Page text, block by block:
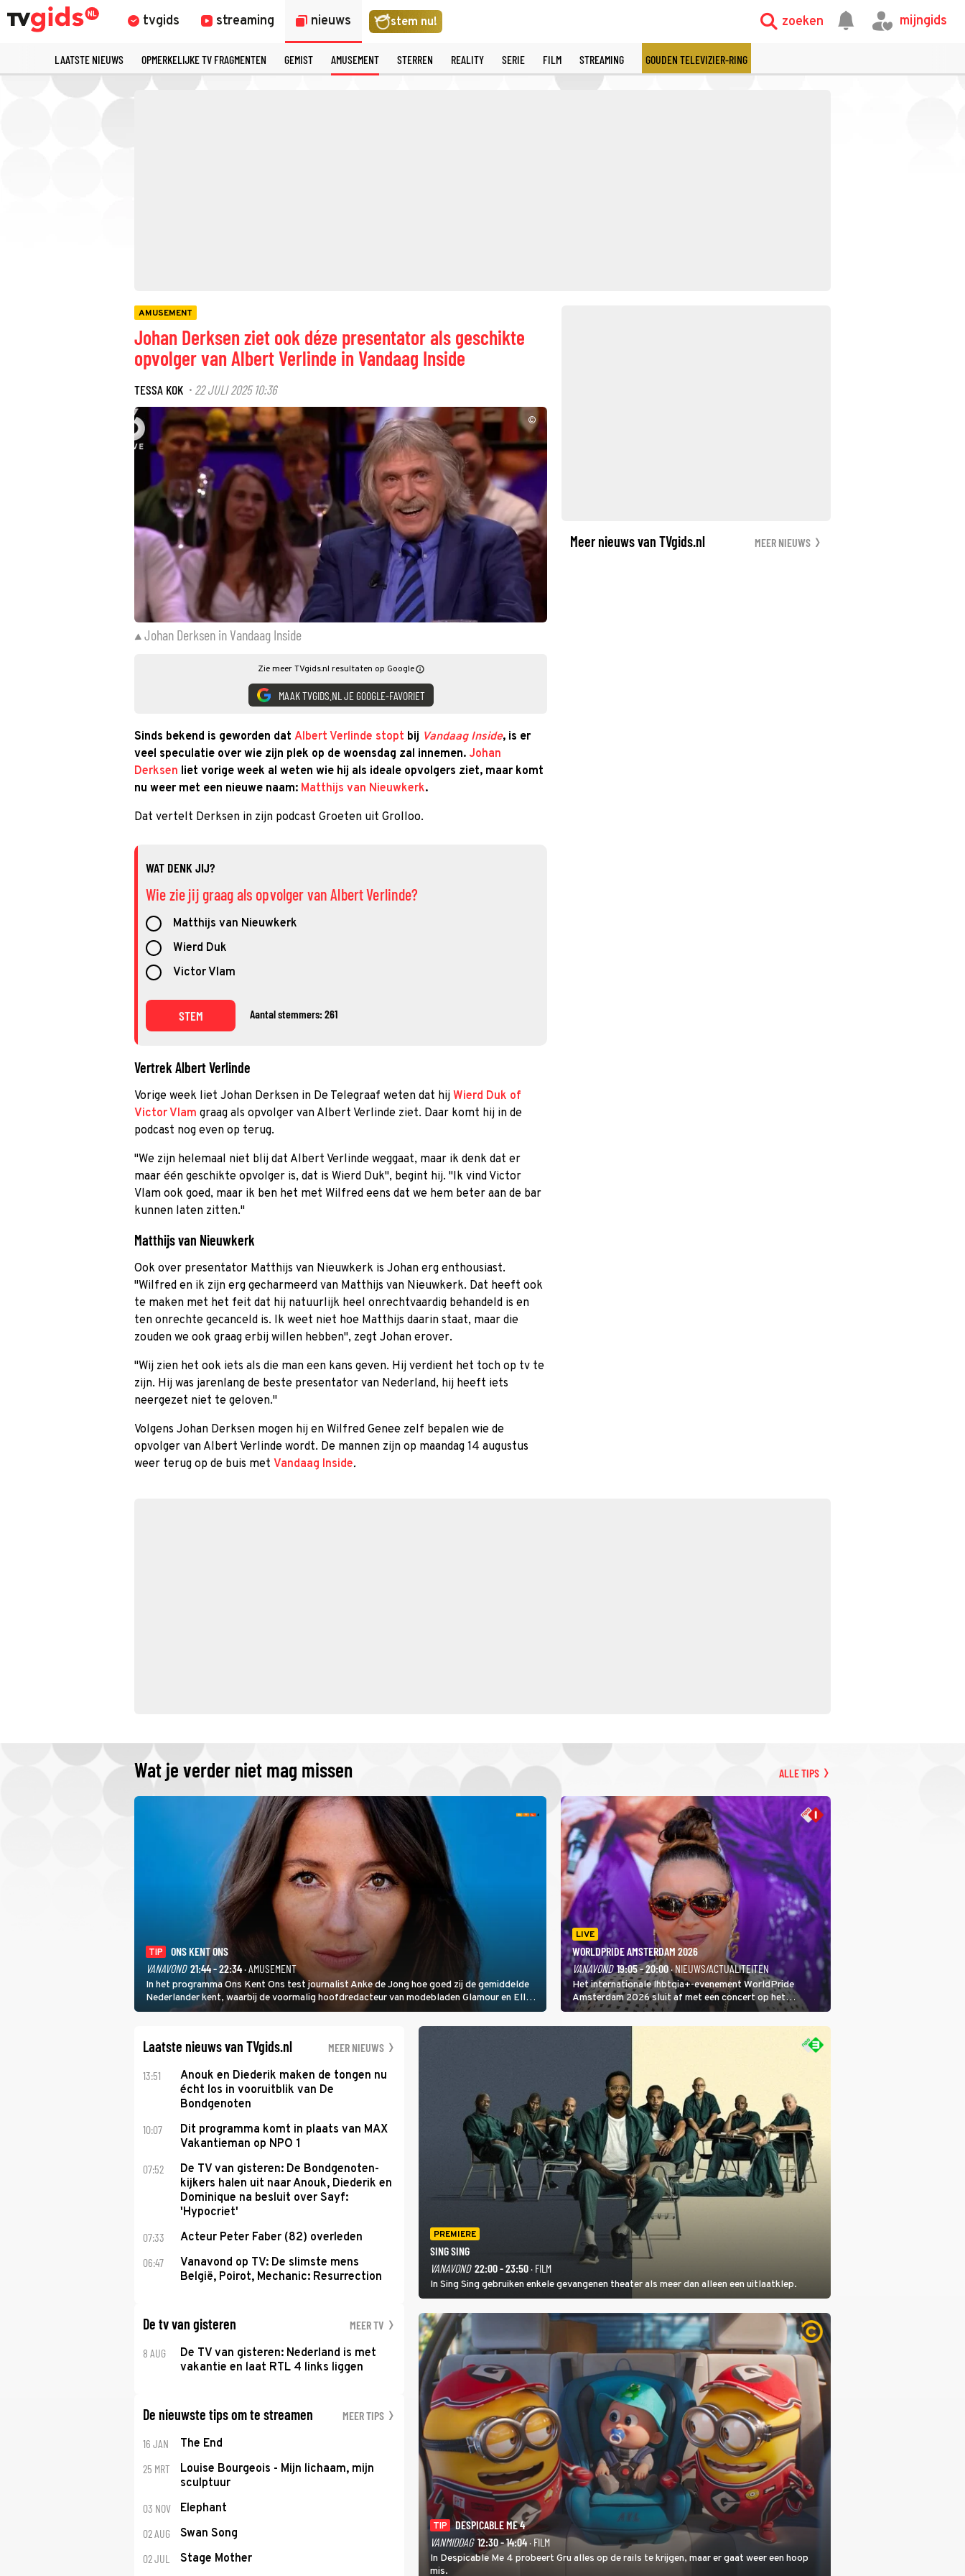
tvgids streaming nieuws stem nu! zoeken mijngids
LAATSTE NIEUWS OPMERKELIJKE TV FRAGMENTEN GEMIST AMUSEMENT STERREN REALITY SERIE FILM STREAMING GOUDEN TELEVIZIER-RING
AMUSEMENT
Johan Derksen ziet ook déze presentator als geschikte
opvolger van Albert Verlinde in Vandaag Inside
TESSA KOK · 22 JULI 2025 10:36
©
Johan Derksen in Vandaag Inside
Zie meer TVgids.nl resultaten op Google
MAAK TVGIDS.NL JE GOOGLE-FAVORIET
Sinds bekend is geworden dat Albert Verlinde stopt bij Vandaag Inside, is er
veel speculatie over wie zijn plek op de woensdag zal innemen. Johan
Derksen liet vorige week al weten wie hij als ideale opvolgers ziet, maar komt
nu weer met een nieuwe naam: Matthijs van Nieuwkerk.
Dat vertelt Derksen in zijn podcast Groeten uit Grolloo.
WAT DENK JIJ?
Wie zie jij graag als opvolger van Albert Verlinde?
Matthijs van Nieuwkerk
Wierd Duk
Victor Vlam
STEM Aantal stemmers: 261
Vertrek Albert Verlinde
Vorige week liet Johan Derksen in De Telegraaf weten dat hij Wierd Duk of
Victor Vlam graag als opvolger van Albert Verlinde ziet. Daar komt hij in de
podcast nog even op terug.
''We zijn helemaal niet blij dat Albert Verlinde weggaat, maar ik denk dat er
maar één geschikte opvolger is, dat is Wierd Duk'', begint hij. ''Ik vind Victor
Vlam ook goed, maar ik ben het met Wilfred eens dat we hem beter aan de bar
kunnen laten zitten.''
Matthijs van Nieuwkerk
Ook over presentator Matthijs van Nieuwkerk is Johan erg enthousiast.
''Wilfred en ik zijn erg gecharmeerd van Matthijs van Nieuwkerk. Dat heeft ook
te maken met het feit dat hij natuurlijk heel onrechtvaardig behandeld is en
ten onrechte gecanceld is. Ik weet niet hoe Matthijs daarin staat, maar die
zouden we ook graag erbij willen hebben'', zegt Johan erover.
"Wij zien het ook iets als die man een kans geven. Hij verdient het toch op tv te
zijn. Hij was jarenlang de beste presentator van Nederland, hij heeft iets
neergezet niet te geloven.''
Volgens Johan Derksen mogen hij en Wilfred Genee zelf bepalen wie de
opvolger van Albert Verlinde wordt. De mannen zijn op maandag 14 augustus
weer terug op de buis met Vandaag Inside.
Meer nieuws van TVgids.nl MEER NIEUWS
Wat je verder niet mag missen ALLE TIPS
TIP
ONS KENT ONS
VANAVOND 21:44 - 22:34· AMUSEMENT
In het programma Ons Kent Ons test journalist Anke de Jong hoe goed zij de gemiddelde
Nederlander kent, waarbij de voormalig hoofdredacteur van modebladen Glamour en Elle
het samen met rapper Keizer opneemt tegen Edson da Graça en Marc-Marie Huijbregts.
LIVE
WORLDPRIDE AMSTERDAM 2026
VANAVOND 19:05 - 20:00· NIEUWS/ACTUALITEITEN
Het internationale lhbtqia+-evenement WorldPride
Amsterdam 2026 sluit af met een concert op het
Amsterdamse Museumplein. Anita Doth is een van de
optredende artiesten. In de jaren 90 veroverde ze de
Laatste nieuws van TVgids.nl MEER NIEUWS
13:51
Anouk en Diederik maken de tongen nu
écht los in vooruitblik van De
Bondgenoten
10:07
Dit programma komt in plaats van MAX
Vakantieman op NPO 1
07:52
De TV van gisteren: De Bondgenoten-
kijkers halen uit naar Anouk, Diederik en
Dominique na besluit over Sayf:
'Hypocriet'
07:33 Acteur Peter Faber (82) overleden
06:47
Vanavond op TV: De slimste mens
België, Poirot, Mechanic: Resurrection
De tv van gisteren MEER TV
8 AUG
De TV van gisteren: Nederland is met
vakantie en laat RTL 4 links liggen
De nieuwste tips om te streamen MEER TIPS
16 JAN The End
25 MRT
Louise Bourgeois - Mijn lichaam, mijn
sculptuur
03 NOV Elephant
02 AUG Swan Song
02 JUL Stage Mother
PREMIERE
SING SING
VANAVOND 22:00 - 23:50· FILM
In Sing Sing gebruiken enkele gevangenen theater als meer dan alleen een uitlaatklep.
TIP
DESPICABLE ME 4
VANMIDDAG 12:30 - 14:04· FILM
In Despicable Me 4 probeert Gru alles op de rails te krijgen, maar er gaat weer een hoop
mis.